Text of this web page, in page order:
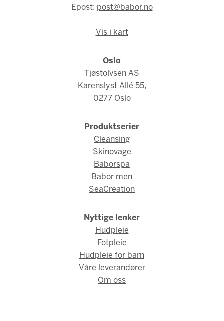
Epost: post@babor.no
Vis i kart
Oslo
Tjøstolvsen AS
Karenslyst Allé 55,
0277 Oslo
Produktserier
Cleansing
Skinovage
Baborspa
Babor men
SeaCreation
Nyttige lenker
Hudpleie
Fotpleie
Hudpleie for barn
Våre leverandører
Om oss